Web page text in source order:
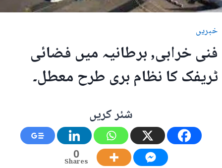
خبریں
فنی خرابی, برطانیہ میں فضائی
ٹریفک کا نظام بری طرح معطل۔
شئر کریں
0
Shares